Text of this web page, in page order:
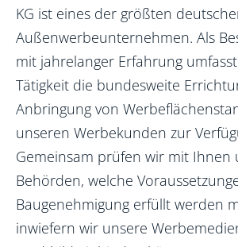
KG ist eines der größten
Außenwerbeunternehmen. Als
mit jahrelanger Erfahrung
Tätigkeit die bundesweite
Anbringung von
unseren Werbekunden zur
Gemeinsam prüfen wir mit Ihnen
Behörden, welche
Baugenehmigung erfüllt werden
inwiefern wir unsere